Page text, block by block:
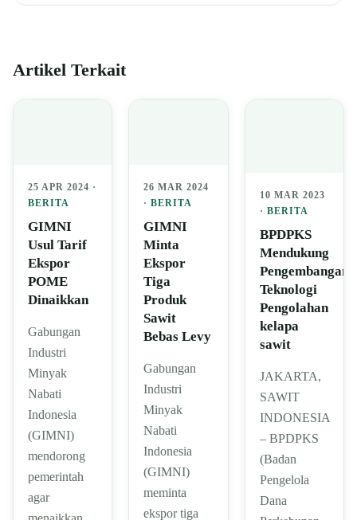
Artikel Terkait
25 APR 2024 ·
BERITA
GIMNI
Usul Tarif
Ekspor
POME
Dinaikkan
Gabungan
Industri
Minyak
Nabati
Indonesia
(GIMNI)
mendorong
pemerintah
agar
26 MAR 2024
·BERITA
GIMNI
Minta
Ekspor
Tiga
Produk
Sawit
Bebas Levy
Gabungan
Industri
Minyak
Nabati
Indonesia
(GIMNI)
meminta
ekspor tiga
10 MAR 2023
· BERITA
BPDPKS
Mendukung
Pengembangan
Teknologi
Pengolahan
kelapa
sawit
JAKARTA,
SAWIT
INDONESIA
– BPDPKS
(Badan
Pengelola
Dana